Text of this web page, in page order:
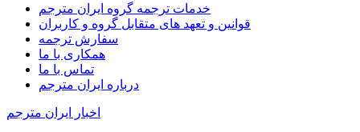
خدمات ترجمه گروه ایران مترجم
قوانین و تعهد های متقابل گروه و کاربران
سفارش ترجمه
همکاری با ما
تماس با ما
درباره ایران مترجم
اخبار ایران مترجم